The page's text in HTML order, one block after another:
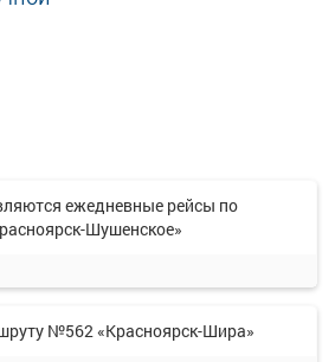
ежедневные рейсы по
Шушенское»
№562 «Красноярск-Шира»